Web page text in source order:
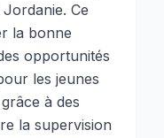
Ce
la bonne
opportunités
les jeunes
à des
la supervision